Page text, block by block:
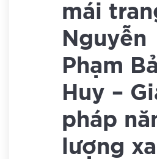
mái
Nguyễn
Phạm
Huy –
pháp
lượng